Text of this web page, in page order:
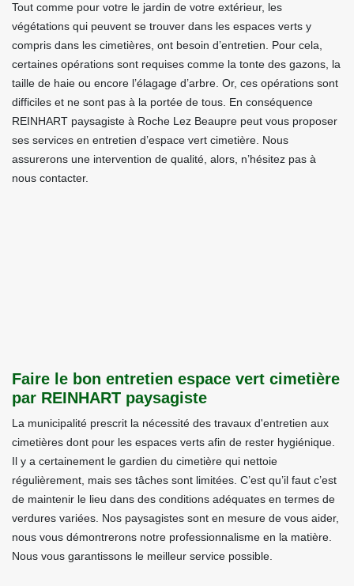
Tout comme pour votre le jardin de votre extérieur, les
végétations qui peuvent se trouver dans les espaces verts y
compris dans les cimetières, ont besoin d’entretien. Pour cela,
certaines opérations sont requises comme la tonte des gazons, la
taille de haie ou encore l’élagage d’arbre. Or, ces opérations sont
difficiles et ne sont pas à la portée de tous. En conséquence
REINHART paysagiste à Roche Lez Beaupre peut vous proposer
ses services en entretien d’espace vert cimetière. Nous
assurerons une intervention de qualité, alors, n’hésitez pas à
nous contacter.
Faire le bon entretien espace vert cimetière
par REINHART paysagiste
La municipalité prescrit la nécessité des travaux d'entretien aux
cimetières dont pour les espaces verts afin de rester hygiénique.
Il y a certainement le gardien du cimetière qui nettoie
régulièrement, mais ses tâches sont limitées. C’est qu’il faut c’est
de maintenir le lieu dans des conditions adéquates en termes de
verdures variées. Nos paysagistes sont en mesure de vous aider,
nous vous démontrerons notre professionnalisme en la matière.
Nous vous garantissons le meilleur service possible.